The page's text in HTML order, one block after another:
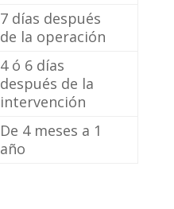
7 días después
de la operación
4 ó 6 días
después de la
intervención
De 4 meses a 1
año